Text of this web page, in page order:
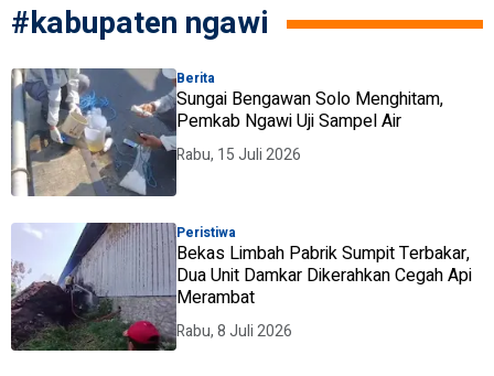
#kabupaten ngawi
Berita
Sungai Bengawan Solo Menghitam,
Pemkab Ngawi Uji Sampel Air
Rabu, 15 Juli 2026
Peristiwa
Bekas Limbah Pabrik Sumpit Terbakar,
Dua Unit Damkar Dikerahkan Cegah Api
Merambat
Rabu, 8 Juli 2026